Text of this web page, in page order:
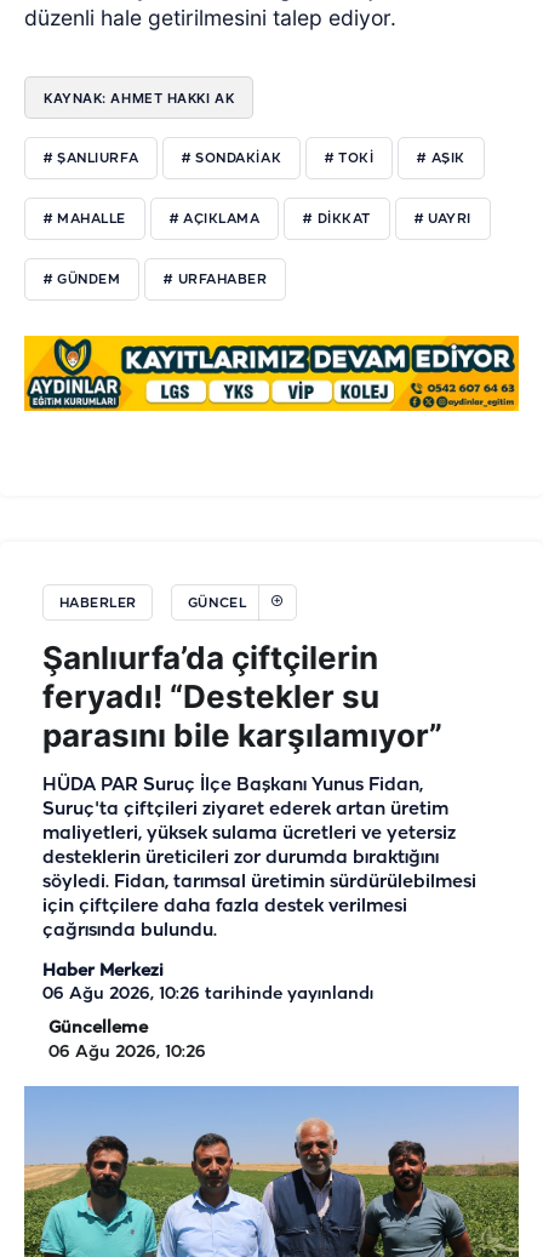
düzenli hale getirilmesini talep ediyor.
KAYNAK: AHMET HAKKI AK
# ŞANLIURFA # SONDAKIAK # TOKI # AŞIK
# MAHALLE # AÇIKLAMA # DIKKAT # UAYRI
# GÜNDEM # URFAHABER
HABERLER GÜNCEL
Şanlıurfa’da çiftçilerin
feryadı! “Destekler su
parasını bile karşılamıyor”
HÜDA PAR Suruç İlçe Başkanı Yunus Fidan,
Suruç'ta çiftçileri ziyaret ederek artan üretim
maliyetleri, yüksek sulama ücretleri ve yetersiz
desteklerin üreticileri zor durumda bıraktığını
söyledi. Fidan, tarımsal üretimin sürdürülebilmesi
için çiftçilere daha fazla destek verilmesi
çağrısında bulundu.
Haber Merkezi
06 Ağu 2026, 10:26 tarihinde yayınlandı
Güncelleme
06 Ağu 2026, 10:26